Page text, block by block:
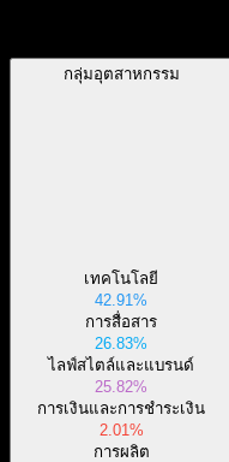
กลุ่มอุตสาหกรรม
เทคโนโลยี
42.91%
การสื่อสาร
26.83%
ไลฟ์สไตล์และแบรนด์
25.82%
การเงินและการชำระเงิน
2.01%
การผลิต